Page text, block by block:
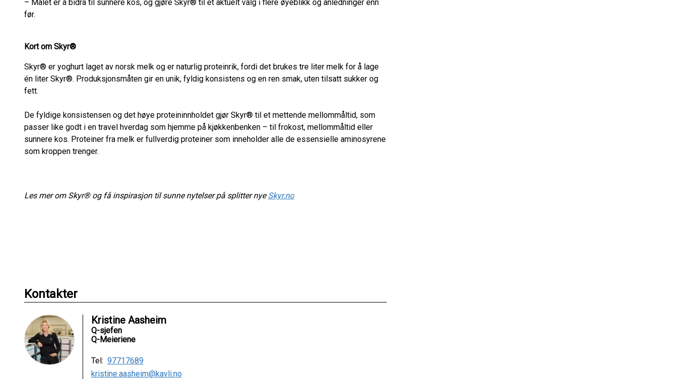
– Målet er å bidra til sunnere kos, og gjøre Skyr® til et aktuelt valg i flere øyeblikk og anledninger enn
før.
Kort om Skyr®
Skyr® er yoghurt laget av norsk melk og er naturlig proteinrik, fordi det brukes tre liter melk for å lage
én liter Skyr®. Produksjonsmåten gir en unik, fyldig konsistens og en ren smak, uten tilsatt sukker og
fett.
De fyldige konsistensen og det høye proteininnholdet gjør Skyr® til et mettende mellommåltid, som
passer like godt i en travel hverdag som hjemme på kjøkkenbenken – til frokost, mellommåltid eller
sunnere kos. Proteiner fra melk er fullverdig proteiner som inneholder alle de essensielle aminosyrene
som kroppen trenger.
Les mer om Skyr® og få inspirasjon til sunne nytelser på splitter nyeSkyr.no
Kontakter
Kristine Aasheim
Q-sjefen
Q-Meieriene
Tel: 97717689
kristine.aasheim@kavli.no